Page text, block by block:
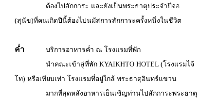
ต้องไปสักการะ และยังเป็นพระธาตุประจำปีจอ
(สุนัข)ที่คนเกิดปีนี้ต้องไปนมัสการสักการะครั้งหนึ่งในชีวิต
ค่ำ
บริการอาหารค่ำ ณ โรงแรมที่พัก
นำคณะเข้าสู่ที่พัก KYAIKHTO HOTEL (โรงแรมไจ้
โท) หรือเทียบเท่า โรงแรมที่อยู่ใกล้ พระธาตุอินทร์แขวน
มากที่สุดหลังอาหารเย็นเชิญท่านไปสักการะพระธาตุ